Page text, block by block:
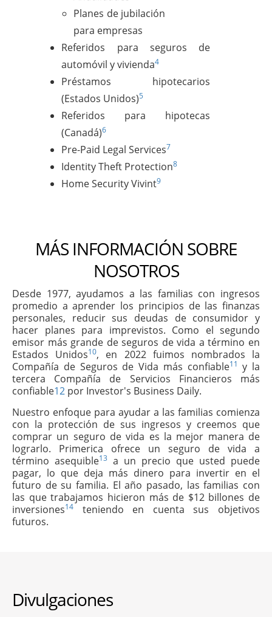
Planes de jubilación
para empresas
Referidos para seguros de
automóvil y vivienda4
Préstamos hipotecarios
(Estados Unidos)5
Referidos para hipotecas
(Canadá)6
Pre-Paid Legal Services7
Identity Theft Protection8
Home Security Vivint9
MÁS INFORMACIÓN SOBRE
NOSOTROS
Desde 1977, ayudamos a las familias con ingresos
promedio a aprender los principios de las finanzas
personales, reducir sus deudas de consumidor y
hacer planes para imprevistos. Como el segundo
emisor más grande de seguros de vida a término en
Estados Unidos10, en 2022 fuimos nombrados la
Compañía de Seguros de Vida más confiable11 y la
tercera Compañía de Servicios Financieros más
confiable12 por Investor's Business Daily.
Nuestro enfoque para ayudar a las familias comienza
con la protección de sus ingresos y creemos que
comprar un seguro de vida es la mejor manera de
lograrlo. Primerica ofrece un seguro de vida a
término asequible13 a un precio que usted puede
pagar, lo que deja más dinero para invertir en el
futuro de su familia. El año pasado, las familias con
las que trabajamos hicieron más de $12 billones de
inversiones14
teniendo en cuenta sus objetivos
futuros.
Divulgaciones